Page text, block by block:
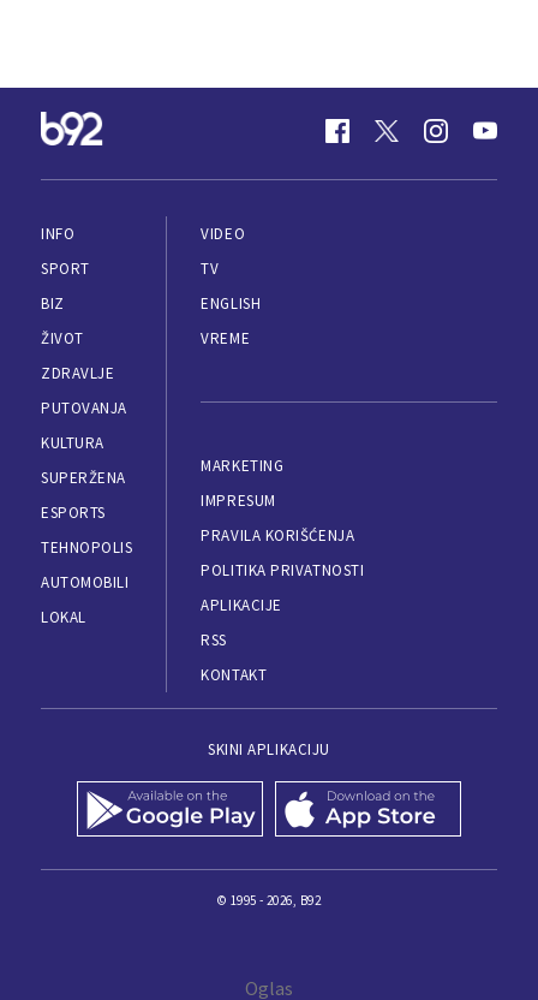
INFO
SPORT
BIZ
ŽIVOT
ZDRAVLJE
PUTOVANJA
KULTURA
SUPERŽENA
ESPORTS
TEHNOPOLIS
AUTOMOBILI
LOKAL
VIDEO
TV
ENGLISH
VREME
MARKETING
IMPRESUM
PRAVILA KORIŠĆENJA
POLITIKA PRIVATNOSTI
APLIKACIJE
RSS
KONTAKT
SKINI APLIKACIJU
© 1995 - 2026, B92